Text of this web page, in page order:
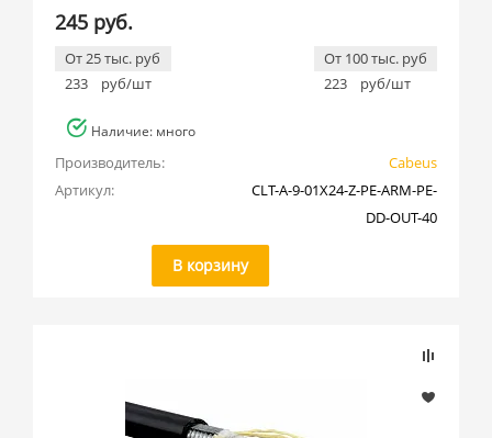
245 руб.
От 25 тыс. руб
233
руб/шт
От 100 тыс. руб
223
руб/шт
Наличие: много
Производитель:
Cabeus
Артикул:
CLT-A-9-01X24-Z-PE-ARM-PE-
DD-OUT-40
В корзину